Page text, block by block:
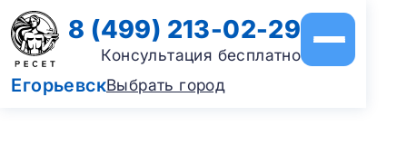
ЕгорьевскВыбрать город
8 (499) 213-02-29
Консультация бесплатно